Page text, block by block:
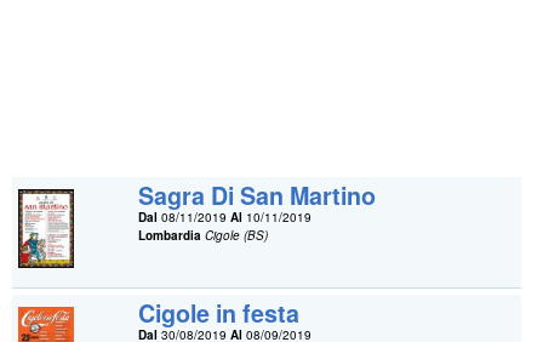
Sagra Di San Martino
Dal 08/11/2019Al 10/11/2019
Lombardia Cigole (BS)
Cigole in festa
Dal 30/08/2019Al 08/09/2019